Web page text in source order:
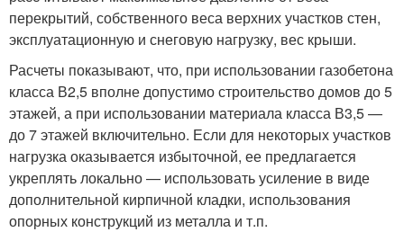
перекрытий, собственного веса верхних участков стен,
эксплуатационную и снеговую нагрузку, вес крыши.
Расчеты показывают, что, при использовании газобетона
класса В2,5 вполне допустимо строительство домов до 5
этажей, а при использовании материала класса В3,5 —
до 7 этажей включительно. Если для некоторых участков
нагрузка оказывается избыточной, ее предлагается
укреплять локально — использовать усиление в виде
дополнительной кирпичной кладки, использования
опорных конструкций из металла и т.п.